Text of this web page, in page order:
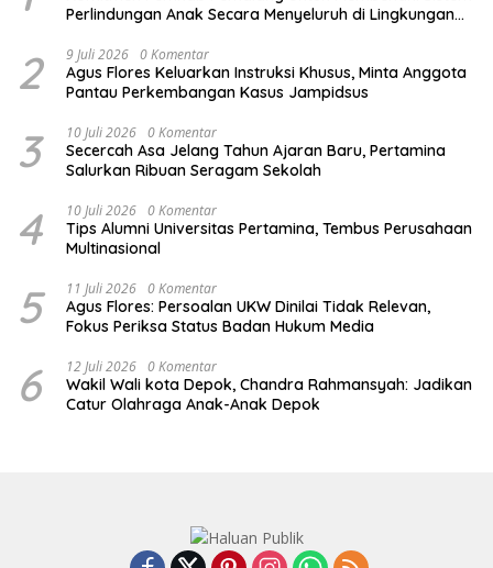
Perlindungan Anak Secara Menyeluruh di Lingkungan
2 9 Juli 2026 0 Komentar
Agus Flores Keluarkan Instruksi Khusus, Minta Anggota
Pantau Perkembangan Kasus Jampidsus
3 10 Juli 2026 0 Komentar
Secercah Asa Jelang Tahun Ajaran Baru, Pertamina
Salurkan Ribuan Seragam Sekolah
4 10 Juli 2026 0 Komentar
Tips Alumni Universitas Pertamina, Tembus Perusahaan
Multinasional
5 11 Juli 2026 0 Komentar
Agus Flores: Persoalan UKW Dinilai Tidak Relevan,
Fokus Periksa Status Badan Hukum Media
6 12 Juli 2026 0 Komentar
Wakil Wali kota Depok, Chandra Rahmansyah: Jadikan
Catur Olahraga Anak-Anak Depok